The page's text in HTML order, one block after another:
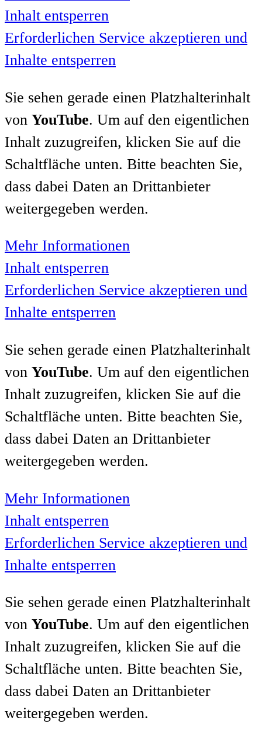
Inhalt entsperren
Erforderlichen Service akzeptieren und
Inhalte entsperren
Sie sehen gerade einen Platzhalterinhalt
von YouTube. Um auf den eigentlichen
Inhalt zuzugreifen, klicken Sie auf die
Schaltfläche unten. Bitte beachten Sie,
dass dabei Daten an Drittanbieter
weitergegeben werden.
Mehr Informationen
Inhalt entsperren
Erforderlichen Service akzeptieren und
Inhalte entsperren
Sie sehen gerade einen Platzhalterinhalt
von YouTube. Um auf den eigentlichen
Inhalt zuzugreifen, klicken Sie auf die
Schaltfläche unten. Bitte beachten Sie,
dass dabei Daten an Drittanbieter
weitergegeben werden.
Mehr Informationen
Inhalt entsperren
Erforderlichen Service akzeptieren und
Inhalte entsperren
Sie sehen gerade einen Platzhalterinhalt
von YouTube. Um auf den eigentlichen
Inhalt zuzugreifen, klicken Sie auf die
Schaltfläche unten. Bitte beachten Sie,
dass dabei Daten an Drittanbieter
weitergegeben werden.